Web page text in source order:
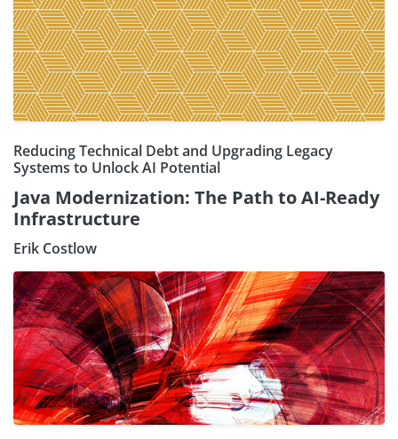
Reducing Technical Debt and Upgrading Legacy
Systems to Unlock AI Potential
Java Modernization: The Path to AI-Ready
Infrastructure
Erik Costlow